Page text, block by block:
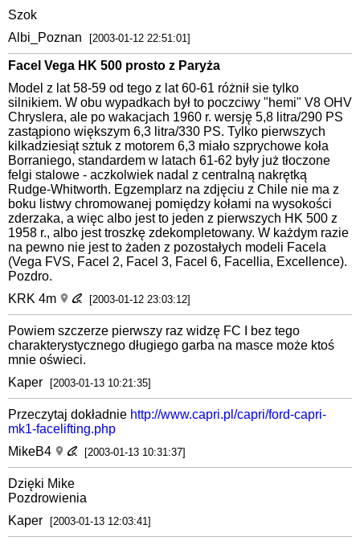
Szok
Albi_Poznan
[2003-01-12 22:51:01]
Facel Vega HK 500 prosto z Paryża
Model z lat 58-59 od tego z lat 60-61 różnił sie tylko
silnikiem. W obu wypadkach był to poczciwy "hemi" V8 OHV
Chryslera, ale po wakacjach 1960 r. wersję 5,8 litra/290 PS
zastąpiono większym 6,3 litra/330 PS. Tylko pierwszych
kilkadziesiąt sztuk z motorem 6,3 miało szprychowe koła
Borraniego, standardem w latach 61-62 były już tłoczone
felgi stalowe - aczkolwiek nadal z centralną nakrętką
Rudge-Whitworth. Egzemplarz na zdjęciu z Chile nie ma z
boku listwy chromowanej pomiędzy kołami na wysokości
zderzaka, a więc albo jest to jeden z pierwszych HK 500 z
1958 r., albo jest troszkę zdekompletowany. W każdym razie
na pewno nie jest to żaden z pozostałych modeli Facela
(Vega FVS, Facel 2, Facel 3, Facel 6, Facellia, Excellence).
Pozdro.
KRK 4m
[2003-01-12 23:03:12]
Powiem szczerze pierwszy raz widzę FC I bez tego
charakterystycznego długiego garba na masce może ktoś
mnie oświeci.
Kaper
[2003-01-13 10:21:35]
Przeczytaj dokładnie http://www.capri.pl/capri/ford-capri-
mk1-facelifting.php
MikeB4
[2003-01-13 10:31:37]
Dzięki Mike
Pozdrowienia
Kaper
[2003-01-13 12:03:41]